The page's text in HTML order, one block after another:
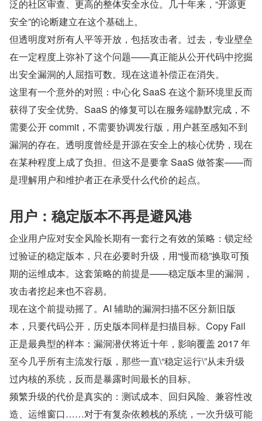
泛的社区审查、更高的整体安全水位。几十年来，“开源更
安全”的论断建立在这个基础上。
但透明度对所有人平等开放，包括攻击者。过去，专业壁垒
在一定程度上弥补了这个问题——真正能从公开代码中挖掘
出安全漏洞的人屈指可数。现在这道补偿正在消失。
这里有一个意外的对照：中心化 SaaS 在这个新环境里反而
获得了安全优势。SaaS 的修复可以在服务端静默完成，不
需要公开 commit，不需要协调发行版，用户甚至感知不到
漏洞的存在。透明度曾经是开源在安全上的核心优势，现在
在某种程度上成了负担。但这不是要拿 SaaS 做答案——而
是理解用户和维护者正在承受什么代价的起点。
用户：稳定版本不再是避风港
企业用户应对安全风险长期有一套行之有效的策略：锁定经
过验证的稳定版本，只在必要时升级，用“慢而稳”换取可预
期的运维成本。这套策略的前提是——稳定版本里的漏洞，
攻击者挖起来也不容易。
现在这个前提动摇了。AI 辅助的漏洞扫描不区分新旧版
本，只要代码公开，历史版本同样是扫描目标。Copy Fail
正是最典型的样本：漏洞潜伏将近十年，影响覆盖 2017 年
至今几乎所有主流发行版，那些一直\“稳定运行\”从未升级
过内核的系统，反而是暴露时间最长的目标。
频繁升级的代价是真实的：测试成本、回归风险、兼容性改
造、运维窗口……对于有复杂依赖栈的系统，一次升级可能